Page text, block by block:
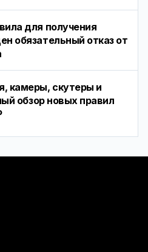
для получения
обязательный отказ от
камеры, скутеры и
обзор новых правил